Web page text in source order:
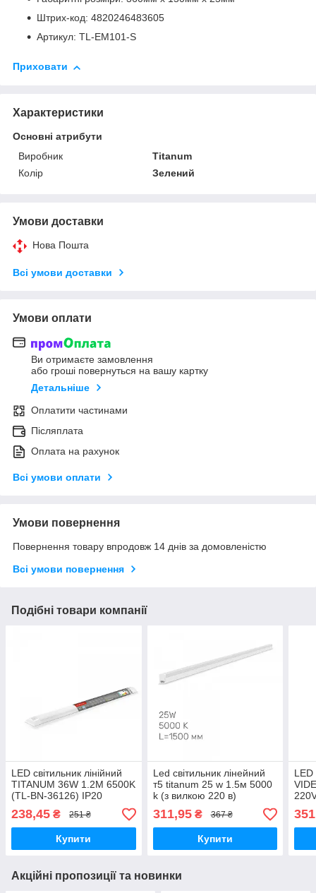
Штрих-код: 4820246483605
Артикул: TL-EM101-S
Приховати
Характеристики
Основні атрибути
Виробник
Titanum
Колір
Зелений
Умови доставки
Нова Пошта
Всі умови доставки
Умови оплати
Ви отримаєте замовлення
або гроші повернуться на вашу картку
Детальніше
Оплатити частинами
Післяплата
Оплата на рахунок
Всі умови оплати
Умови повернення
Повернення товару впродовж 14 днів за домовленістю
Всі умови повернення
Подібні товари компанії
LED світильник лінійний
TITANUM 36W 1.2М 6500K
(TL-BN-36126) IP20
238,45 ₴ 251 ₴
Купити
Led світильник лінейний
т5 titanum 25 w 1.5м 5000
k (з вилкою 220 в)
311,95₴ 367 ₴
Купити
LED
Акційні пропозиції та новинки